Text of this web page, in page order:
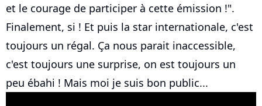
et le courage de participer à cette émission !".
Finalement, si ! Et puis la star internationale, c'est
toujours un régal. Ça nous parait inaccessible,
c'est toujours une surprise, on est toujours un
peu ébahi ! Mais moi je suis bon public...